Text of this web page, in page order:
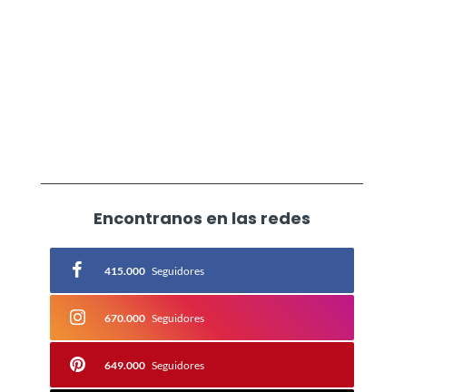
Encontranos en las redes
415.000 Seguidores
670.000 Seguidores
649.000 Seguidores